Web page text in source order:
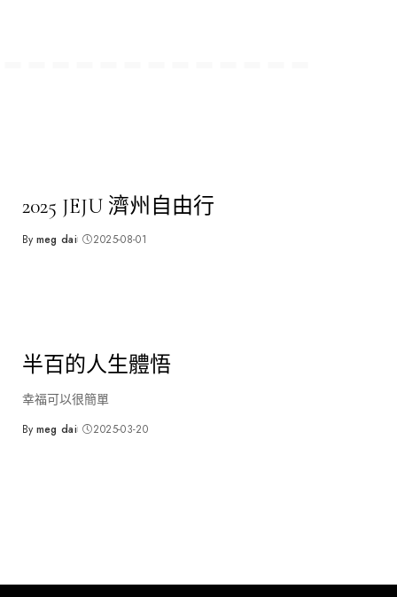
2025 JEJU 濟州自由行
Posted
By meg dai 2025-08-01
半百的人生體悟
幸福可以很簡單
Posted
By meg dai 2025-03-20